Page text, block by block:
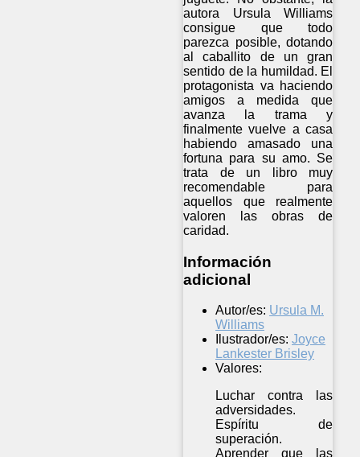
autora Ursula Williams
consigue que todo
parezca posible, dotando
al caballito de un gran
sentido de la humildad. El
protagonista va haciendo
amigos a medida que
avanza la trama y
finalmente vuelve a casa
habiendo amasado una
fortuna para su amo. Se
trata de un libro muy
recomendable para
aquellos que realmente
valoren las obras de
caridad.
Información
adicional
Autor/es: Ursula M.
Williams
Ilustrador/es: Joyce
Lankester Brisley
Valores:
Luchar contra las
adversidades.
Espíritu de
superación.
Aprender que las